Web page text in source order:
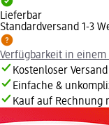
Lieferbar
Standardversand 1-3
Verfügbarkeit in
Kostenloser
Einfache &
Kauf auf Rechnung